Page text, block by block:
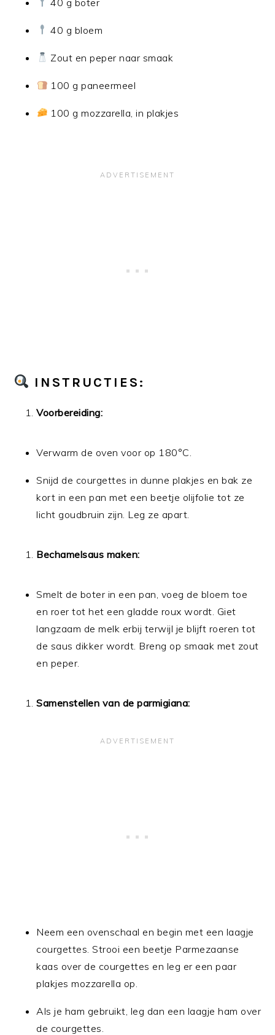
40 g bloem
Zout en peper naar smaak
100 g paneermeel
100 g mozzarella, in plakjes
INSTRUCTIES:
Voorbereiding:
Verwarm de oven voor op 180°C.
Snijd de courgettes in dunne plakjes en bak ze
kort in een pan met een beetje olijfolie tot ze
licht goudbruin zijn. Leg ze apart.
Bechamelsaus maken:
Smelt de boter in een pan, voeg de bloem toe
en roer tot het een gladde roux wordt. Giet
langzaam de melk erbij terwijl je blijft roeren tot
de saus dikker wordt. Breng op smaak met zout
en peper.
Samenstellen van de parmigiana:
Neem een ovenschaal en begin met een laagje
courgettes. Strooi een beetje Parmezaanse
kaas over de courgettes en leg er een paar
plakjes mozzarella op.
Als je ham gebruikt, leg dan een laagje ham over
de courgettes.